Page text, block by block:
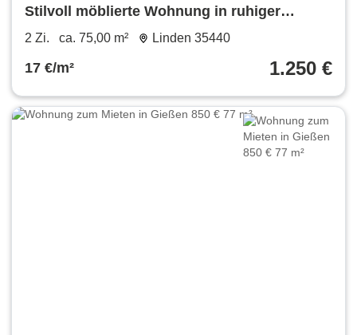
Stilvoll möblierte Wohnung in ruhiger
Waldrandlage von Linden-Forst
2 Zi. ca. 75,00 m² Linden 35440
17 €/m² 1.250 €